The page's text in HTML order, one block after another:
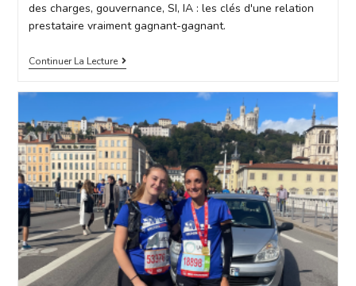
des charges, gouvernance, SI, IA : les clés d'une relation
prestataire vraiment gagnant-gagnant.
Continuer La Lecture